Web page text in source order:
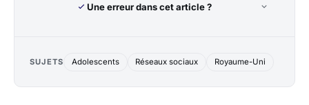
Une erreur dans cet article ?
SUJETS Adolescents Réseaux sociaux Royaume-Uni